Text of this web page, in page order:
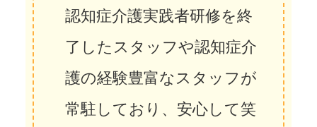
認知症介護実践者研修を終
了したスタッフや認知症介
護の経験豊富なスタッフが
常駐しており、安心して笑